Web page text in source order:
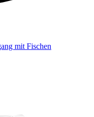
mit Fischen